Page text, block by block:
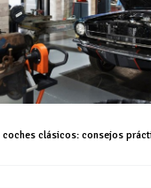
coches clásicos: consejos